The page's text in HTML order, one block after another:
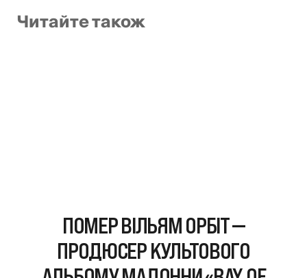
Читайте також
ПОМЕР ВІЛЬЯМ ОРБІТ —
ПРОДЮСЕР КУЛЬТОВОГО